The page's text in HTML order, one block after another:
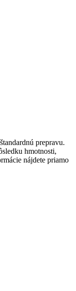
prepravu.
hmotnosti,
nájdete priamo